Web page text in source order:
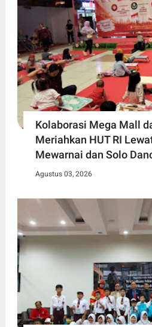
Kolaborasi Mega Mall
Meriahkan HUT RI
Mewarnai dan Solo
Agustus 03, 2026